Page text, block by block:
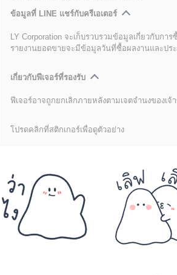
ข้อมูลที่ LINE แชร์กับครีเอเตอร์
LY Corporation จะเก็บรวบรวมข้อมูลเกี่ยวกับกา
รายงานยอดขายจะมีข้อมูลวันที่ซื้อผลงานและป
เกี่ยวกับฟีเจอร์ที่รองรับ
ฟีเจอร์อาจถูกยกเลิกภายหลังตามเจตจำนงของเจ้
โปรดคลิกที่สติกเกอร์เพื่อดูตัวอย่าง